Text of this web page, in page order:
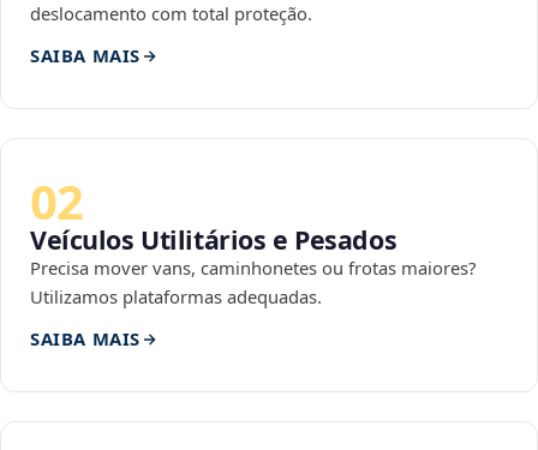
deslocamento com total proteção.
SAIBA MAIS
02
Veículos Utilitários e Pesados
Precisa mover vans, caminhonetes ou frotas maiores?
Utilizamos plataformas adequadas.
SAIBA MAIS